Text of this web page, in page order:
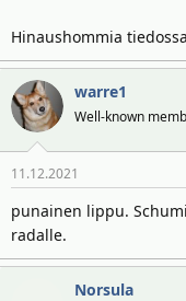
Hinaushommia
warre1
Well-known
11.12.2021
punainen lippu.
radalle.
Norsula